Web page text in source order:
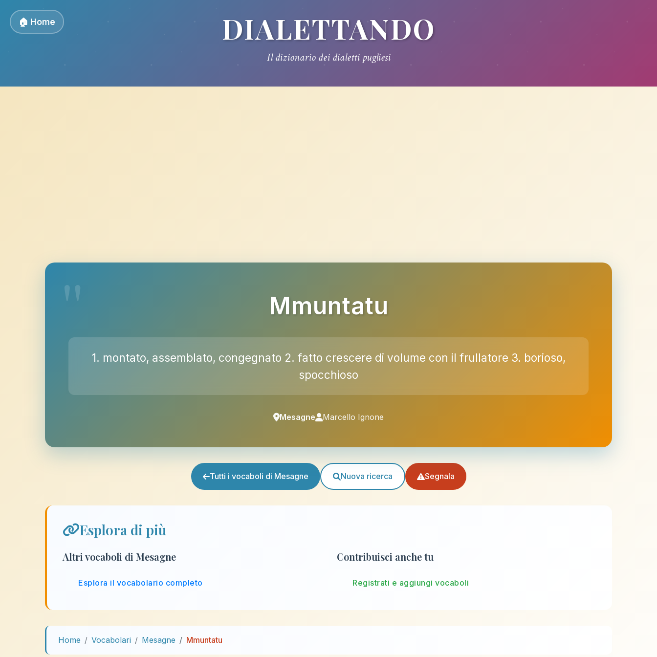
🏠 Home DIALETTANDO
Il dizionario dei dialetti pugliesi
Mmuntatu
1. montato, assemblato, congegnato 2. fatto crescere di volume con il frullatore 3. borioso,
spocchioso
Mesagne Marcello Ignone
Tutti i vocaboli di Mesagne Nuova ricerca Segnala
Esplora di più
Altri vocaboli di Mesagne
Esplora il vocabolario completo
Contribuisci anche tu
Registrati e aggiungi vocaboli
Home Vocabolari Mesagne Mmuntatu